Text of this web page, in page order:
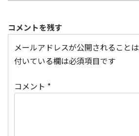
コメントを残す
メールアドレスが公開されることは
付いている欄は必須項目です
コメント *